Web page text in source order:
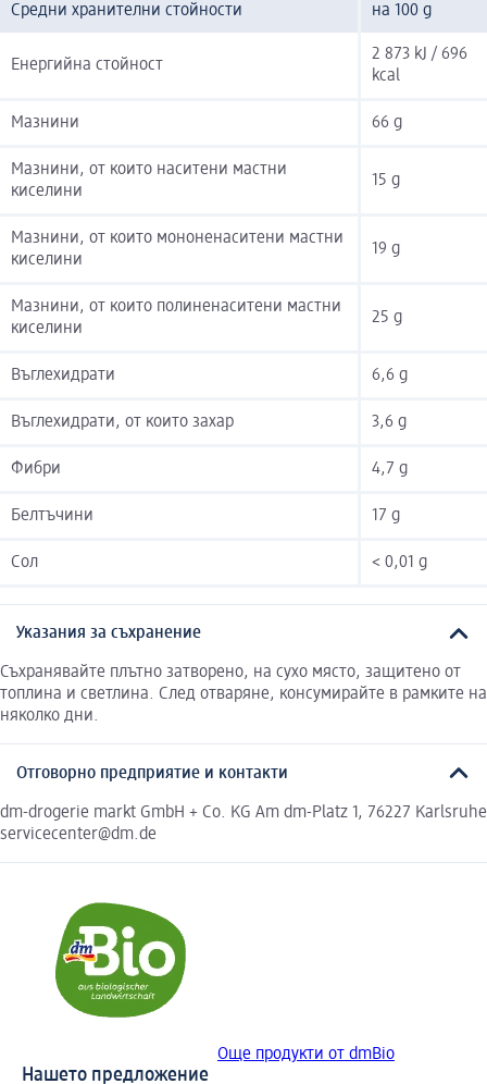
Средни хранителни стойности на 100 g
Енергийна стойност
2 873 kJ / 696
kcal
Мазнини 66 g
Мазнини, от които наситени мастни
киселини
15 g
Мазнини, от които мононенаситени мастни
киселини
19 g
Мазнини, от които полиненаситени мастни
киселини
25 g
Въглехидрати 6,6 g
Въглехидрати, от които захар 3,6 g
Фибри 4,7 g
Белтъчини 17 g
Сол < 0,01 g
Указания за съхранение
Съхранявайте плътно затворено, на сухо място, защитено от
топлина и светлина. След отваряне, консумирайте в рамките на
няколко дни.
Отговорно предприятие и контакти
dm-drogerie markt GmbH + Co. KG Am dm-Platz 1, 76227 Karlsruhe
servicecenter@dm.de
Още продукти от dmBio
Нашето предложение